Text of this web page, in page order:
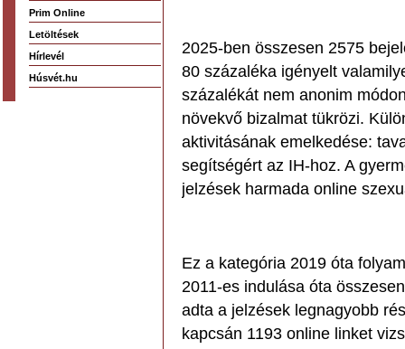
Prim Online
Letöltések
Hírlevél
Húsvét.hu
2025-ben összesen 2575
80 százaléka igényelt
százalékát nem anonim
növekvő bizalmat tükrözi.
aktivitásának emelkedése:
segítségért az IH-hoz. A
jelzések harmada online
Ez a kategória 2019 óta
2011-es indulása óta
adta a jelzések legnagyobb
kapcsán 1193 online linket